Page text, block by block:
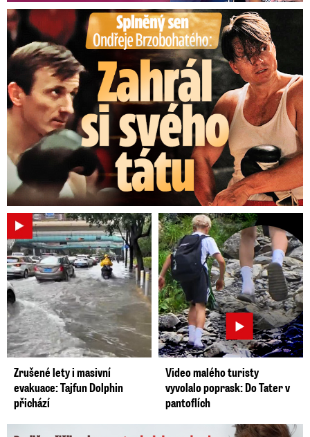
Splněný sen Ondřeje Brzobohatého: Zahrál si svého tátu
Zrušené lety i masivní
evakuace: Tajfun Dolphin
přichází
Video malého turisty
vyvolalo poprask: Do Tater v
pantoflích